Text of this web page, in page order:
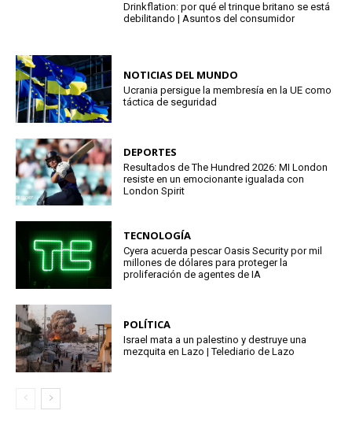
Drinkflation: por qué el trinque britano se está
debilitando | Asuntos del consumidor
NOTICIAS DEL MUNDO
Ucrania persigue la membresía en la UE como
táctica de seguridad
DEPORTES
Resultados de The Hundred 2026: MI London
resiste en un emocionante igualada con
London Spirit
TECNOLOGÍA
Cyera acuerda pescar Oasis Security por mil
millones de dólares para proteger la
proliferación de agentes de IA
POLÍTICA
Israel mata a un palestino y destruye una
mezquita en Lazo | Telediario de Lazo